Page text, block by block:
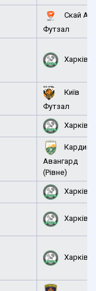
Скай Ап
Футзал
Харків
Київ
Футзал
Харків
Авангард
(Рівне)
Харків
Харків
Харків